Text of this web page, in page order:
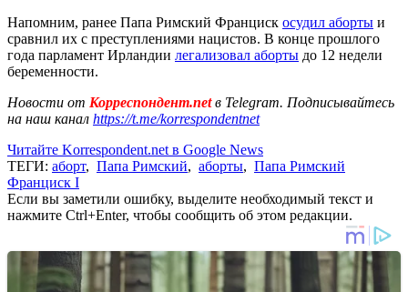
Напомним, ранее Папа Римский Франциск осудил аборты и
сравнил их с преступлениями нацистов. В конце прошлого
года парламент Ирландии легализовал аборты до 12 недели
беременности.
Новости от Корреспондент.netв Telegram. Подписывайтесь
на наш канал https://t.me/korrespondentnet
Читайте Korrespondent.net в Google News
ТЕГИ: аборт, Папа Римский, аборты, Папа Римский
Франциск I
Если вы заметили ошибку, выделите необходимый текст и
нажмите Ctrl+Enter, чтобы сообщить об этом редакции.